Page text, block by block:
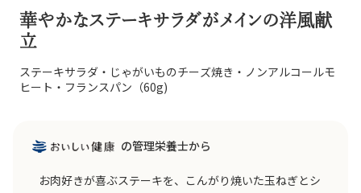
華やかなステーキサラダがメインの洋風献
立
ステーキサラダ・じゃがいものチーズ焼き・ノンアルコールモ
ヒート・フランスパン（60g)
の管理栄養士から
お肉好きが喜ぶステーキを、こんがり焼いた玉ねぎとシ